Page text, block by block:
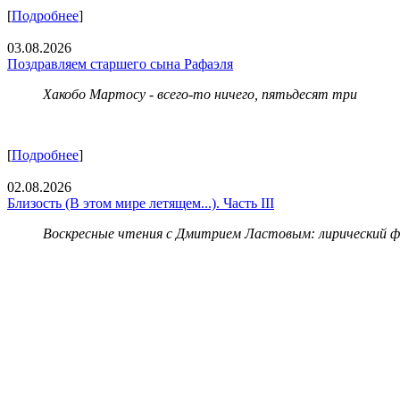
[Подробнее]
03.08.2026
Поздравляем старшего сына Рафаэля
Хакобо Мартосу - всего-то ничего, пятьдесят три
[Подробнее]
02.08.2026
Близость (В этом мире летящем...). Часть III
Воскресные чтения с Дмитрием Ластовым: лирический